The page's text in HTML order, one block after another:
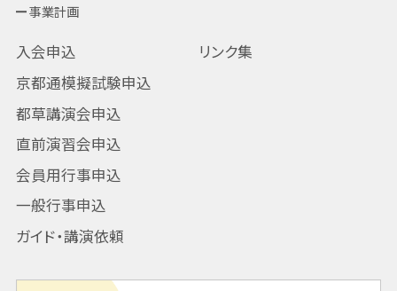
事業計画
入会申込
京都通模擬試験申込
都草講演会申込
直前演習会申込
会員用行事申込
一般行事申込
ガイド・講演依頼
リンク集